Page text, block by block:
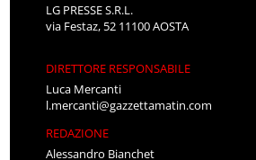
LG PRESSE S.R.L.
via Festaz, 52 11100 AOSTA
DIRETTORE RESPONSABILE
Luca Mercanti
l.mercanti@gazzettamatin.com
REDAZIONE
Alessandro Bianchet